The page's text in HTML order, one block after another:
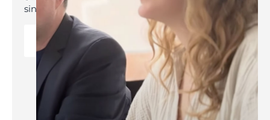
sind.
Mehr
erfahren